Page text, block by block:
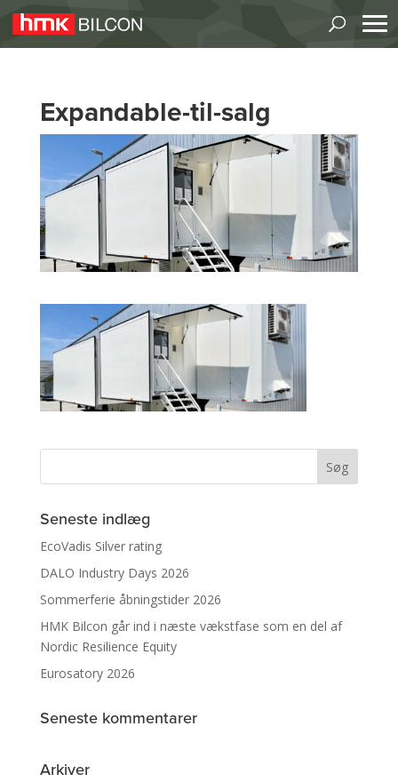
Expandable-til-salg
Seneste indlæg
EcoVadis Silver rating
DALO Industry Days 2026
Sommerferie åbningstider 2026
HMK Bilcon går ind i næste vækstfase som en del af
Nordic Resilience Equity
Eurosatory 2026
Seneste kommentarer
Arkiver